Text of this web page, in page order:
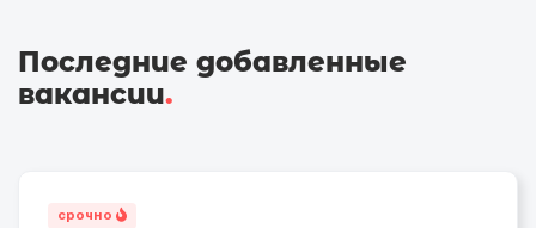
Последние добавленные
вакансии.
срочно